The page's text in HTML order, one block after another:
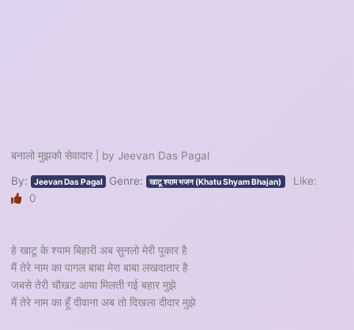
बनालो मुझको सेवादार | by Jeevan Das Pagal
By: Jeevan Das Pagal Genre: खाटू श्याम भजन (Khatu Shyam Bhajan)
Like:
0
हे खाटू के श्याम बिहारी अब सुनलो मेरी पुकार है
मैं तेरे नाम का पागल बाबा मेरा बाबा लखदातार है
जबसे तेरी चौखट आया मिलती गई बहार मुझे
मैं तेरे नाम का हूँ दीवाना अब तो दिखला दीदार मुझे